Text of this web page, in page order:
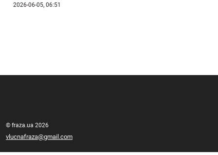
2026-06-05, 06:51
© fraza.ua 2026
vlucnafraza@gmail.com